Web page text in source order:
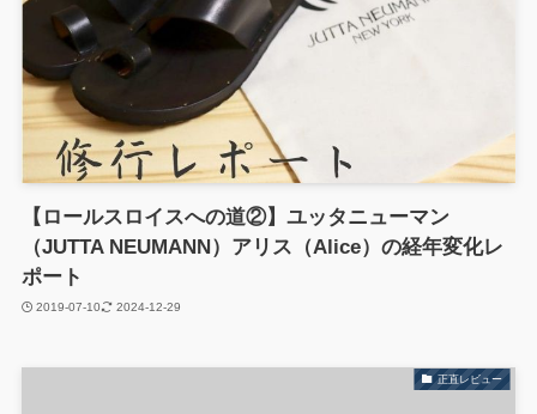
【ロールスロイスへの道②】ユッタニューマン
（JUTTA NEUMANN）アリス（Alice）の経年変化レ
ポート
2019-07-10 2024-12-29
正直レビュー